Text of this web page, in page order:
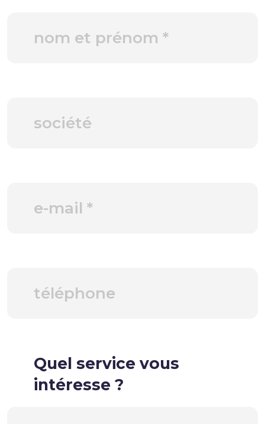
PLB Sécurité
Contact
Le Mag technique
Quel service vous
intéresse ?